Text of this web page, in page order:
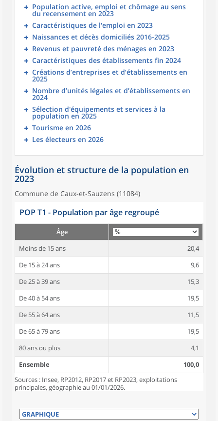
Population active, emploi et chômage au sens
du recensement en 2023
Caractéristiques de l'emploi en 2023
Naissances et décès domiciliés 2016-2025
Revenus et pauvreté des ménages en 2023
Caractéristiques des établissements fin 2024
Créations d’entreprises et d’établissements en
2025
Nombre d’unités légales et d’établissements en
2024
Sélection d'équipements et services à la
population en 2025
Tourisme en 2026
Les électeurs en 2026
Évolution et structure de la population en
2023
Commune de Caux-et-Sauzens (11084)
POP T1 - Population par âge regroupé
Âge
Moins de 15 ans
20,4
De 15 à 24 ans
9,6
De 25 à 39 ans
15,3
De 40 à 54 ans
19,5
De 55 à 64 ans
11,5
De 65 à 79 ans
19,5
80 ans ou plus
4,1
Ensemble
100,0
Sources : Insee, RP2012, RP2017 et RP2023, exploitations
principales, géographie au 01/01/2026.